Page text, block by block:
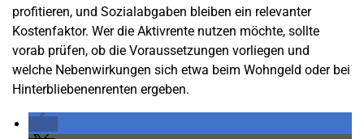
profitieren, und Sozialabgaben bleiben ein relevanter
Kostenfaktor. Wer die Aktivrente nutzen möchte, sollte
vorab prüfen, ob die Voraussetzungen vorliegen und
welche Nebenwirkungen sich etwa beim Wohngeld oder bei
Hinterbliebenenrenten ergeben.